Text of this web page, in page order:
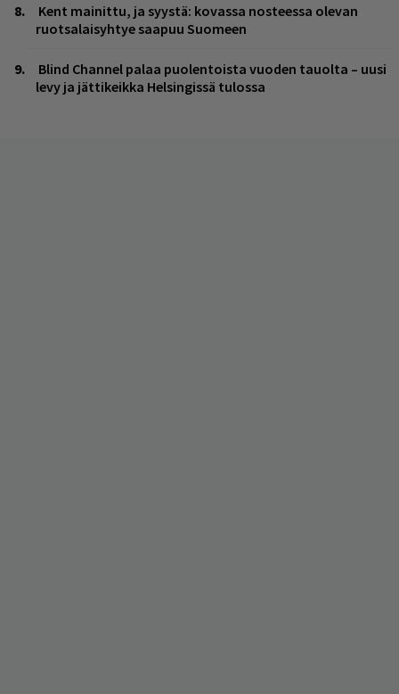
Kent mainittu, ja syystä: kovassa nosteessa olevan
ruotsalaisyhtye saapuu Suomeen
Blind Channel palaa puolentoista vuoden tauolta – uusi
levy ja jättikeikka Helsingissä tulossa